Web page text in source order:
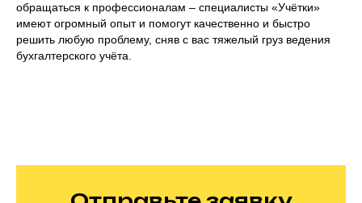
обращаться к профессионалам – специалисты «Учётки»
имеют огромный опыт и помогут качественно и быстро
решить любую проблему, сняв с вас тяжелый груз ведения
бухгалтерского учёта.